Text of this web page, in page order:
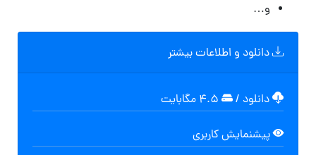
و…
دانلود و اطلاعات بیشتر
دانلود /
پیشنمایش کاربری